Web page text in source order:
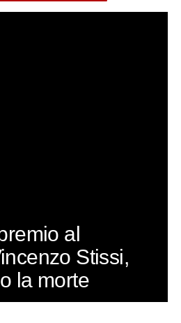
al
Stissi,
la morte